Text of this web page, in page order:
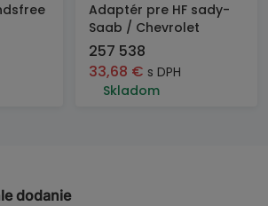
Adaptér pre HF sady-
Saab / Chevrolet
257 538
33,68 € s DPH
Skladom
dodanie